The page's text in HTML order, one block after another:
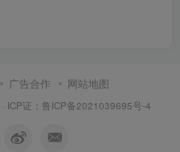
广告合作 网站地图
· ICP证： 鲁ICP备2021039695号-4